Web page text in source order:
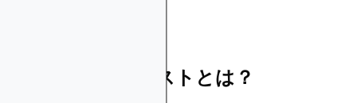
クリプトのクエストとは？